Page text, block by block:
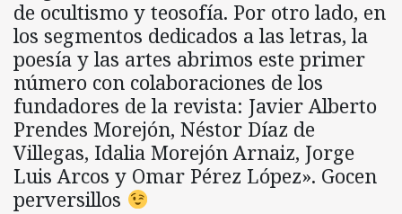
de ocultismo y teosofía. Por otro lado, en
los segmentos dedicados a las letras, la
poesía y las artes abrimos este primer
número con colaboraciones de los
fundadores de la revista: Javier Alberto
Prendes Morejón, Néstor Díaz de
Villegas, Idalia Morejón Arnaiz, Jorge
Luis Arcos y Omar Pérez López». Gocen
perversillos